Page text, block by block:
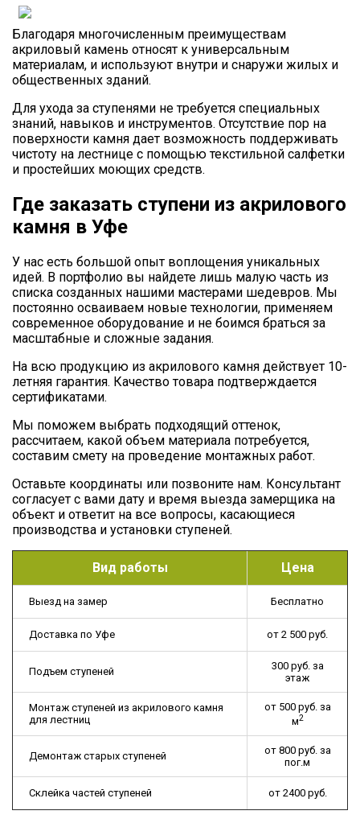
Благодаря многочисленным преимуществам
акриловый камень относят к универсальным
материалам, и используют внутри и снаружи жилых и
общественных зданий.
Для ухода за ступенями не требуется специальных
знаний, навыков и инструментов. Отсутствие пор на
поверхности камня дает возможность поддерживать
чистоту на лестнице с помощью текстильной салфетки
и простейших моющих средств.
Где заказать ступени из акрилового
камня в Уфе
У нас есть большой опыт воплощения уникальных
идей. В портфолио вы найдете лишь малую часть из
списка созданных нашими мастерами шедевров. Мы
постоянно осваиваем новые технологии, применяем
современное оборудование и не боимся браться за
масштабные и сложные задания.
На всю продукцию из акрилового камня действует 10-
летняя гарантия. Качество товара подтверждается
сертификатами.
Мы поможем выбрать подходящий оттенок,
рассчитаем, какой объем материала потребуется,
составим смету на проведение монтажных работ.
Оставьте координаты или позвоните нам. Консультант
согласует с вами дату и время выезда замерщика на
объект и ответит на все вопросы, касающиеся
производства и установки ступеней.
Вид работы Цена
Выезд на замер Бесплатно
Доставка по Уфе от 2 500 руб.
Подъем ступеней
300 руб. за
этаж
Монтаж ступеней из акрилового камня
для лестниц
от 500 руб. за
м2
Демонтаж старых ступеней
от 800 руб. за
пог.м
Склейка частей ступеней от 2400 руб.